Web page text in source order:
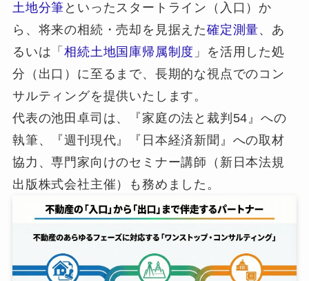
土地分筆 といったスタートライン（入口）か
ら、将来の相続・売却を見据えた確定測量、あ
るいは「相続土地国庫帰属制度 」を活用した処
分（出口）に至るまで、長期的な視点でのコン
サルティングを提供いたします。
代表の池田卓司は、『家庭の法と裁判54』への
執筆、『週刊現代』『日本経済新聞』への取材
協力、専門家向けのセミナー講師（新日本法規
出版株式会社主催）も務めました。